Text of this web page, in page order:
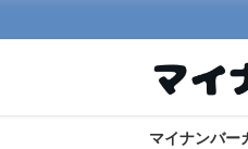
マイナンバー